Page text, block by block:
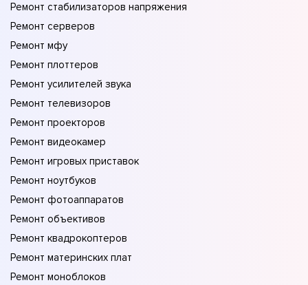
Ремонт стабилизаторов напряжения
Ремонт серверов
Ремонт мфу
Ремонт плоттеров
Ремонт усилителей звука
Ремонт телевизоров
Ремонт проекторов
Ремонт видеокамер
Ремонт игровых приставок
Ремонт ноутбуков
Ремонт фотоаппаратов
Ремонт объективов
Ремонт квадрокоптеров
Ремонт материнских плат
Ремонт моноблоков